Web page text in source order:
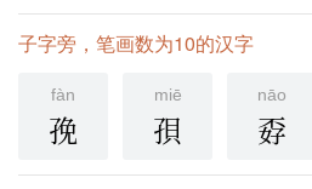
子字旁，笔画数为10的汉字
fàn
㝃
miē
孭
nāo
孬